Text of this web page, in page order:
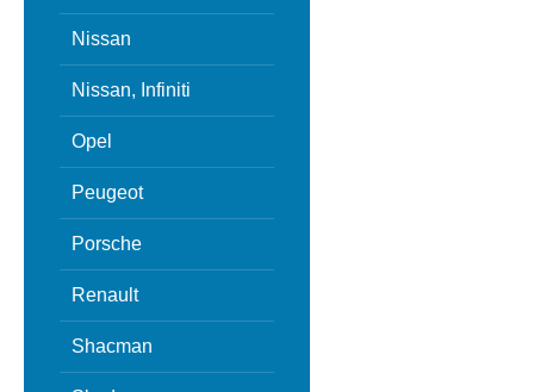
Nissan
Nissan, Infiniti
Opel
Peugeot
Porsche
Renault
Shacman